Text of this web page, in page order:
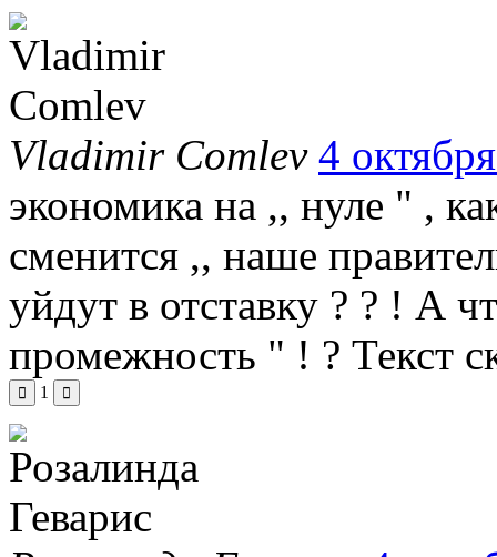
Vladimir Comlev 4
экономика на ,, нуле " ,
сменится ,, наше
уйдут в отставку ? ? ! А
промежность " ! ? Текст
1